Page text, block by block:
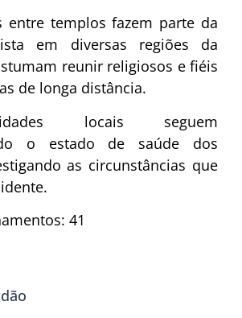
entre templos fazem parte da
em diversas regiões da
reunir religiosos e fiéis
de longa distância.
locais seguem
o estado de saúde dos
as circunstâncias que
41